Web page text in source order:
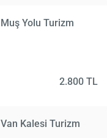
Muş Yolu Turizm
2.800 TL
Van Kalesi Turizm